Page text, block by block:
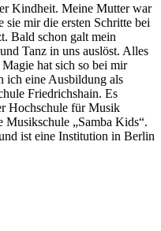
Kindheit. Meine Mutter war
sie mir die ersten Schritte bei
Bald schon galt mein
Tanz in uns auslöst. Alles
hat sich so bei mir
ich eine Ausbildung als
Friedrichshain. Es
Hochschule für Musik
Musikschule „Samba Kids“.
ist eine Institution in Berlin